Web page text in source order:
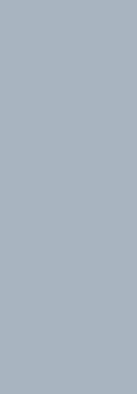
der Silbernen
Bingen
Ingelheim und Mainz